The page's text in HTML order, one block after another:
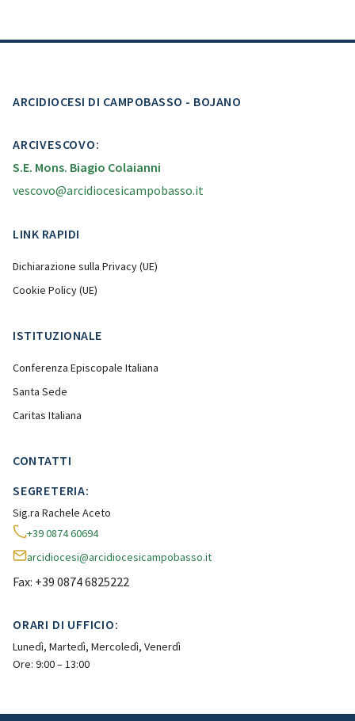
ARCIDIOCESI DI CAMPOBASSO - BOJANO
ARCIVESCOVO:
S.E. Mons. Biagio Colaianni
vescovo@arcidiocesicampobasso.it
LINK RAPIDI
Dichiarazione sulla Privacy (UE)
Cookie Policy (UE)
ISTITUZIONALE
Conferenza Episcopale Italiana
Santa Sede
Caritas Italiana
CONTATTI
SEGRETERIA:
Sig.ra Rachele Aceto
+39 0874 60694
arcidiocesi@arcidiocesicampobasso.it
Fax: +39 0874 6825222
ORARI DI UFFICIO:
Lunedì, Martedì, Mercoledì, Venerdì
Ore: 9:00 – 13:00